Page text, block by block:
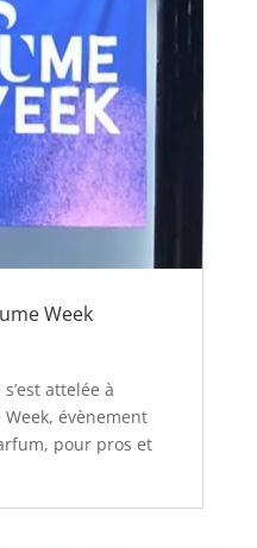
Week
attelée à
évènement
pour pros et